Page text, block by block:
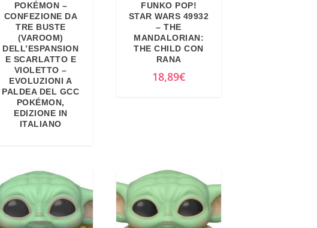
POKÉMON –
CONFEZIONE DA
TRE BUSTE
(VAROOM)
DELL’ESPANSION
E SCARLATTO E
VIOLETTO –
EVOLUZIONI A
PALDEA DEL GCC
POKÉMON,
EDIZIONE IN
ITALIANO
FUNKO POP!
STAR WARS 49932
– THE
MANDALORIAN:
THE CHILD CON
RANA
18,89€